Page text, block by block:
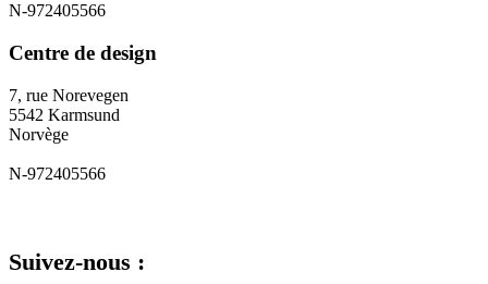
N-972405566
Centre de design
7, rue Norevegen
5542 Karmsund
Norvège
N-972405566
Suivez-nous :